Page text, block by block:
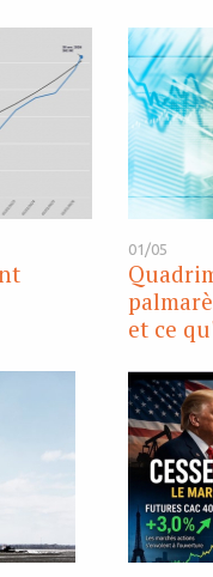
01/05
et ce